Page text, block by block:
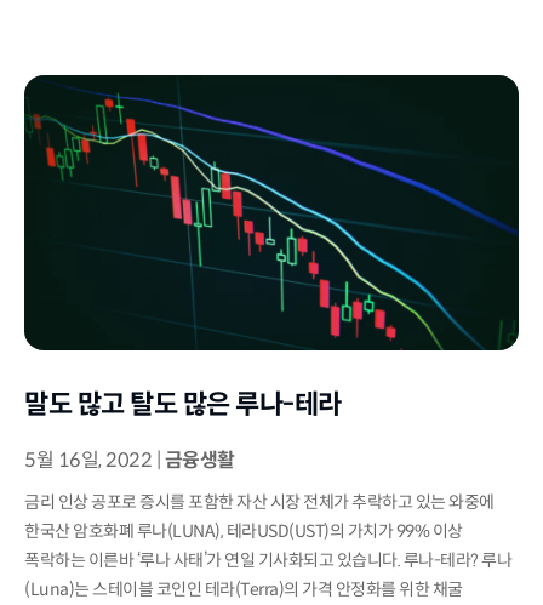
말도 많고 탈도 많은 루나-테라
5월 16일, 2022 |금융생활
금리 인상 공포로 증시를 포함한 자산 시장 전체가 추락하고 있는 와중에
한국산 암호화폐 루나(LUNA), 테라USD(UST)의 가치가 99% 이상
폭락하는 이른바 ‘루나 사태’가 연일 기사화되고 있습니다. 루나-테라? 루나
(Luna)는 스테이블 코인인 테라(Terra)의 가격 안정화를 위한 채굴